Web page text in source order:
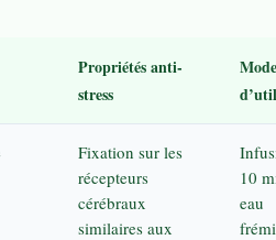
Propriétés anti-
stress
Mode
Fixation sur les
récepteurs
cérébraux
similaires aux
10
eau